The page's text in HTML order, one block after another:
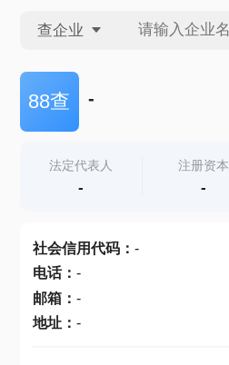
查企业
查企业
查产地
88查 -
法定代表人
-
注册资本
-
社会信用代码： -
电话： -
邮箱： -
地址： -